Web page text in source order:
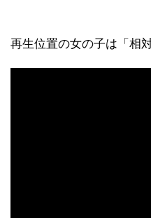
再生位置の女の子は「相